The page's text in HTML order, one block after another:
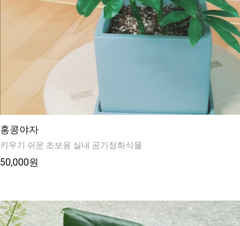
홍콩야자
키우기 쉬운 초보용 실내 공기정화식물
50,000원